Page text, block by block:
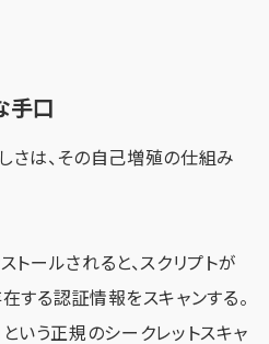
手口
さは、その自己増殖の仕組み
ールされると、スクリプトが
する認証情報をスキャンする。
いう正規のシークレットスキャ